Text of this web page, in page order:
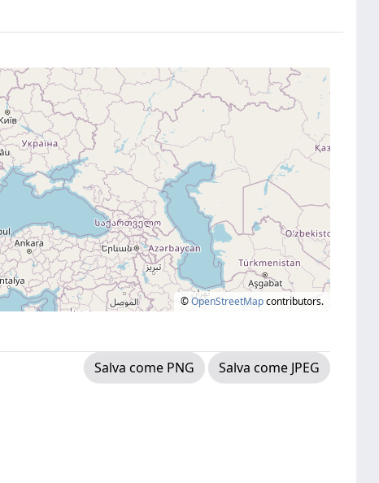
©OpenStreetMapcontributors.
Salva come PNG
Salva come JPEG